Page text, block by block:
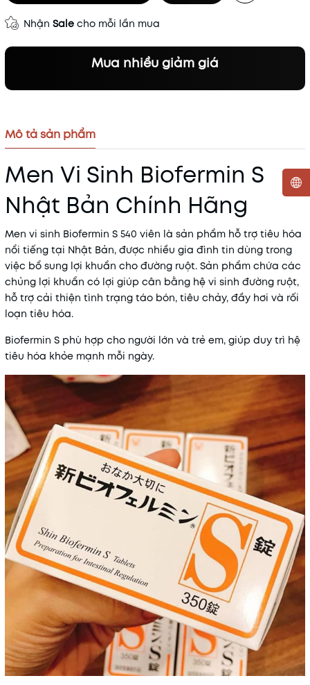
Nhận Sale cho mỗi lần mua
Mua nhiều giảm giá
Mã khuyến mãi:
Điều kiện:
Mô tả sản phẩm
Men Vi Sinh Biofermin S
Nhật Bản Chính Hãng
Men vi sinh Biofermin S 540 viên là sản phẩm hỗ trợ tiêu hóa
nổi tiếng tại Nhật Bản, được nhiều gia đình tin dùng trong
việc bổ sung lợi khuẩn cho đường ruột. Sản phẩm chứa các
chủng lợi khuẩn có lợi giúp cân bằng hệ vi sinh đường ruột,
hỗ trợ cải thiện tình trạng táo bón, tiêu chảy, đầy hơi và rối
loạn tiêu hóa.
Biofermin S phù hợp cho người lớn và trẻ em, giúp duy trì hệ
tiêu hóa khỏe mạnh mỗi ngày.